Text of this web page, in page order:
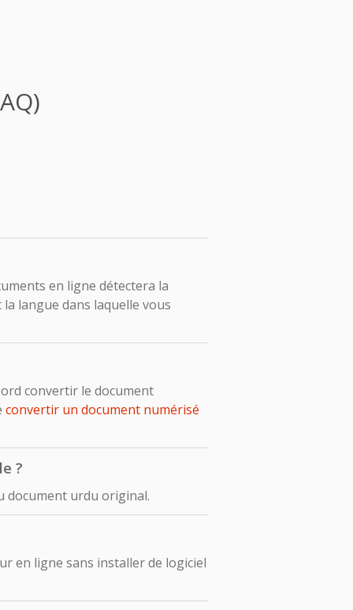
en ligne détectera la
langue dans laquelle vous
convertir le document
convertir un document numérisé
?
document urdu original.
en ligne sans installer de logiciel